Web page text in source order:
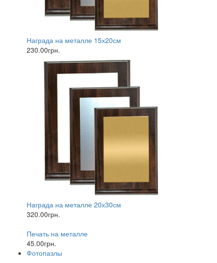
Награда на металле 15х20см
230.00грн.
Награда на металле 20х30см
320.00грн.
Печать на металле
45.00грн.
Фотопазлы